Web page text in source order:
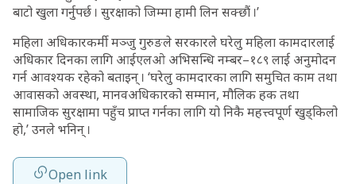
बाटो खुला गर्नुपर्छ । सुरक्षाको जिम्मा हामी लिन सक्छौं ।’
महिला अधिकारकर्मी मञ्जु गुरुङले सरकारले घरेलु महिला कामदारलाई
अधिकार दिनका लागि आईएलओ अभिसन्धि नम्बर–१८९ लाई अनुमोदन
गर्न आवश्यक रहेको बताइन् । ‘घरेलु कामदारका लागि समुचित काम तथा
आवासको अवस्था, मानवअधिकारको सम्मान, मौलिक हक तथा
सामाजिक सुरक्षामा पहुँच प्राप्त गर्नका लागि यो निकै महत्त्वपूर्ण खुड्किलो
हो,’ उनले भनिन् ।
Open link